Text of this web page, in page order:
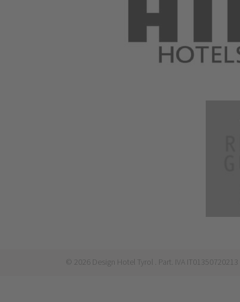
© 2026 Design Hotel Tyrol . Part. IVA IT01350720213